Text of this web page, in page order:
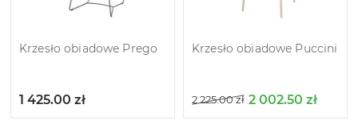
Krzesło obiadowe Prego
1 425.00 zł
Krzesło obiadowe Puccini
2 225.00zł 2 002.50 zł